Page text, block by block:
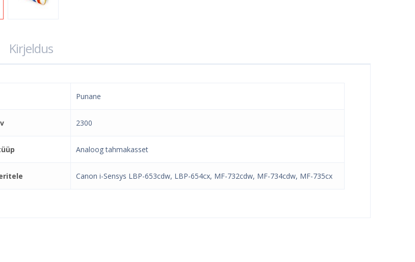
Kirjeldus
Punane
2300
Analoog tahmakasset
Canon i-Sensys LBP-653cdw, LBP-654cx, MF-732cdw, MF-734cdw, MF-735cx